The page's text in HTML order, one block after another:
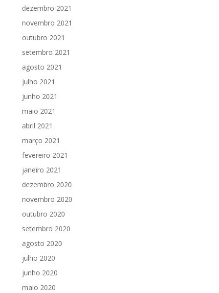
dezembro 2021
novembro 2021
outubro 2021
setembro 2021
agosto 2021
julho 2021
junho 2021
maio 2021
abril 2021
março 2021
fevereiro 2021
janeiro 2021
dezembro 2020
novembro 2020
outubro 2020
setembro 2020
agosto 2020
julho 2020
junho 2020
maio 2020